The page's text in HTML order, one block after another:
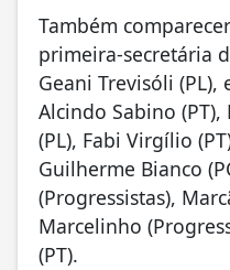
Também
primeira-secretária
Geani Trevisóli
Alcindo Sabino
(PL), Fabi Virgílio
Guilherme Bianco
(Progressistas),
Marcelinho
(PT).